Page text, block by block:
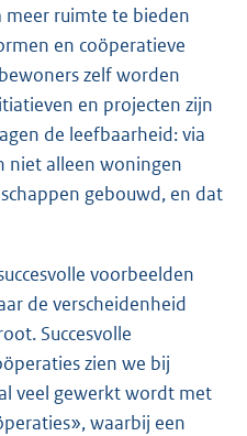
meer ruimte te bieden
en coöperatieve
zelf worden
en projecten zijn
de leefbaarheid: via
niet alleen woningen
gebouwd, en dat
voorbeelden
de verscheidenheid
Succesvolle
zien we bij
veel gewerkt wordt met
waarbij een